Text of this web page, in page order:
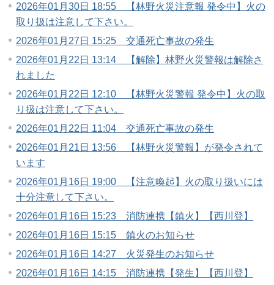
2026年01月30日 18:55 【林野火災注意報 発令中】火の
取り扱は注意して下さい。
2026年01月27日 15:25 交通死亡事故の発生
2026年01月22日 13:14 【解除】林野火災警報は解除さ
れました
2026年01月22日 12:10 【林野火災警報 発令中】火の取
り扱は注意して下さい。
2026年01月22日 11:04 交通死亡事故の発生
2026年01月21日 13:56 【林野火災警報】が発令されて
います
2026年01月16日 19:00 【注意喚起】火の取り扱いには
十分注意して下さい。
2026年01月16日 15:23 消防連携【鎮火】【西川登】
2026年01月16日 15:15 鎮火のお知らせ
2026年01月16日 14:27 火災発生のお知らせ
2026年01月16日 14:15 消防連携【発生】【西川登】